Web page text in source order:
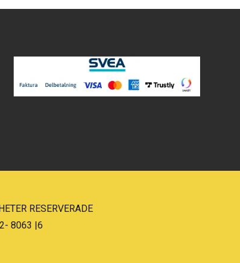
RESERVERADE
8063 |6